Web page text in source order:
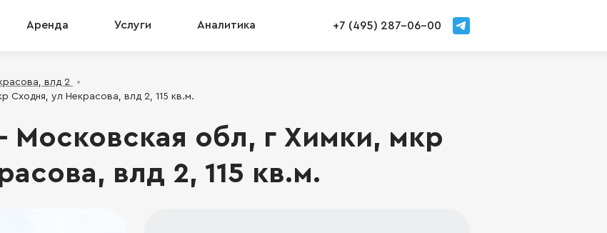
Аренда Услуги Аналитика +7 (495) 287-06-00
влд 2
Сходня, ул Некрасова, влд 2, 115 кв.м.
обл, г Химки, мкр
влд 2, 115 кв.м.